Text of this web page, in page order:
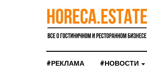
#РЕКЛАМА #НОВОСТИ